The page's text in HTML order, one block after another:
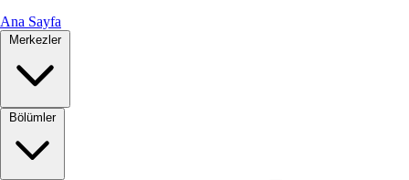
Ana Sayfa
Merkezler
Bölümler